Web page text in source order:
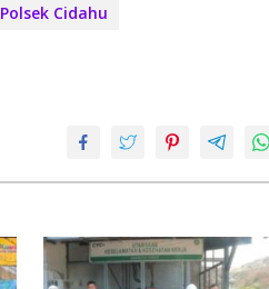
Polsek Cidahu